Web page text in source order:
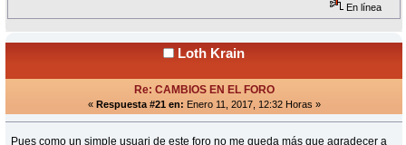
En línea
Loth Krain
Re: CAMBIOS EN EL FORO
« Respuesta #21 en: Enero 11, 2017, 12:32 Horas »
Pues como un simple usuari de este foro no me queda más que agradecer a